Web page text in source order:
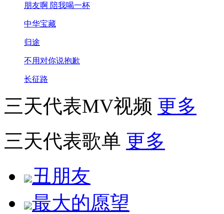
朋友啊 陪我喝一杯
中华宝藏
归途
不用对你说抱歉
长征路
三天代表MV视频 更多
三天代表歌单 更多
丑朋友
最大的愿望